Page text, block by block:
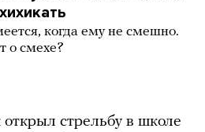
когда ему не смешно.
о смехе?
стрельбу в школе